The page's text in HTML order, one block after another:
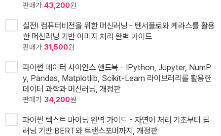
판매가 43,200원
실전! 컴퓨터비전을 위한 머신러닝 - 텐서플로와 케라스를 활용
한 머신러닝 기반 이미지 처리 완벽 가이드
판매가 31,500원
파이썬 데이터 사이언스 핸드북 - IPython, Jupyter, NumP
y, Pandas, Matplotlib, Scikit-Learn 라이브러리를 활용한
데이터 과학과 머신러닝, 개정판
판매가 34,200원
파이썬 텍스트 마이닝 완벽 가이드 - 자연어 처리 기초부터 딥
러닝 기반 BERT와 트랜스포머까지, 개정판